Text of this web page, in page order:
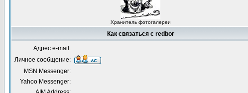
Хранитель фотогалереи
Как связаться с redbor
Адрес e-mail:
Личное сообщение:
MSN Messenger:
Yahoo Messenger: